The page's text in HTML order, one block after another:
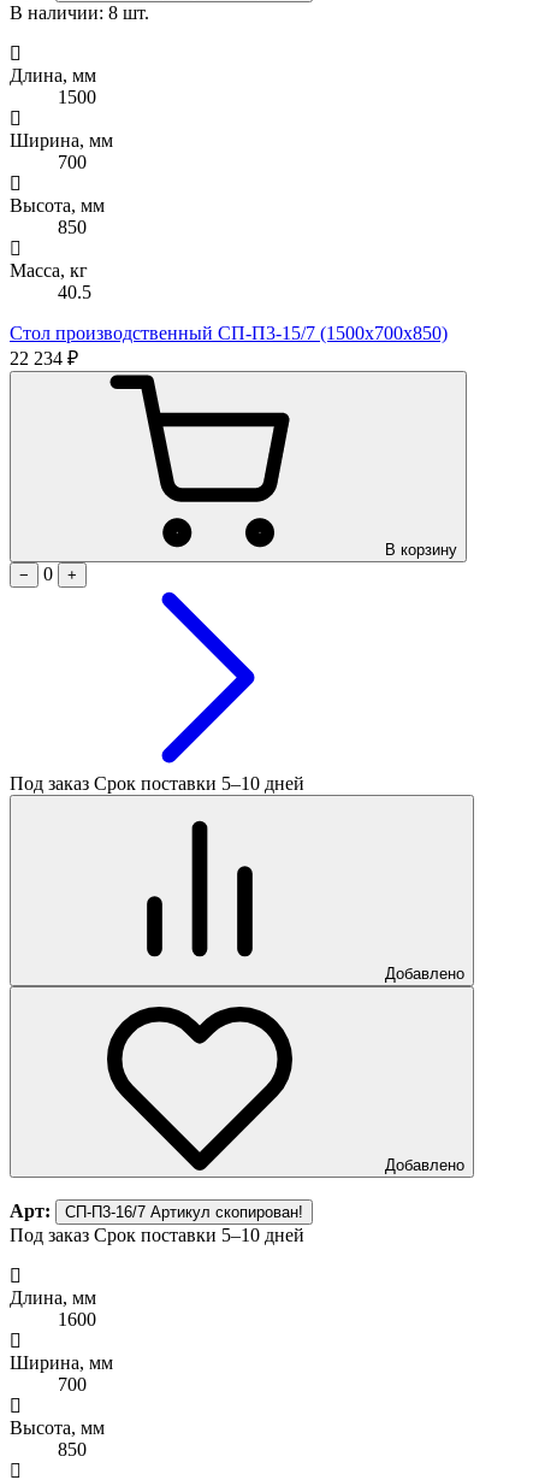
В наличии: 8 шт.
Длина, мм
1500
Ширина, мм
700
Высота, мм
850
Масса, кг
40.5
Стол производственный СП-П3-15/7 (1500х700х850)
22 234 ₽
В корзину
−
0 +
Под заказ Срок поставки 5–10 дней
Добавлено
Добавлено
Арт: СП-П3-16/7 Артикул скопирован!
Под заказ Срок поставки 5–10 дней
Длина, мм
1600
Ширина, мм
700
Высота, мм
850